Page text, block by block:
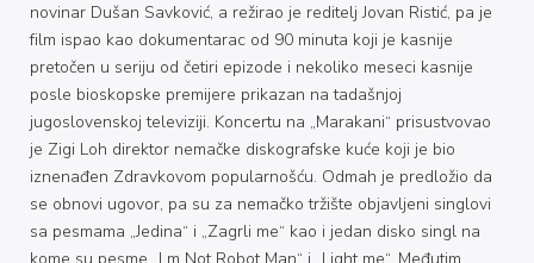
novinar Dušan Savković, a režirao je reditelj Jovan Ristić, pa je
film ispao kao dokumentarac od 90 minuta koji je kasnije
pretočen u seriju od četiri epizode i nekoliko meseci kasnije
posle bioskopske premijere prikazan na tadašnjoj
jugoslovenskoj televiziji. Koncertu na „Marakani“ prisustvovao
je Zigi Loh direktor nemačke diskografske kuće koji je bio
iznenađen Zdravkovom popularnošću. Odmah je predložio da
se obnovi ugovor, pa su za nemačko tržište objavljeni singlovi
sa pesmama „Jedina“ i „Zagrli me“ kao i jedan disko singl na